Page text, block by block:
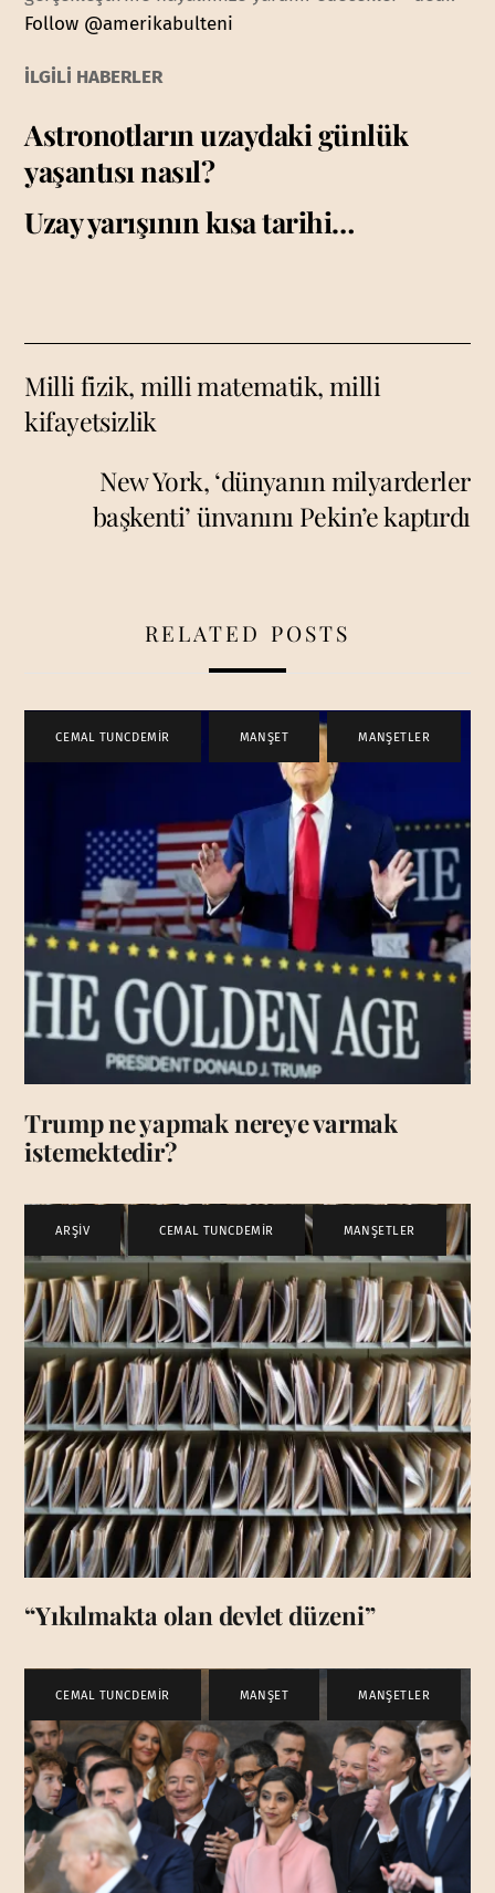
Follow @amerikabulteni
İLGİLİ HABERLER
Astronotların uzaydaki günlük
yaşantısı nasıl?
Uzay yarışının kısa tarihi…
Milli fizik, milli matematik, milli
kifayetsizlik
New York, ‘dünyanın milyarderler
başkenti’ ünvanını Pekin’e kaptırdı
RELATED POSTS
CEMAL TUNCDEMİR MANŞET , MANŞETLER
Trump ne yapmak nereye varmak
istemektedir?
ARŞİV CEMAL TUNCDEMİR , MANŞETLER
“Yıkılmakta olan devlet düzeni”
CEMAL TUNCDEMİR MANŞET MANŞETLER